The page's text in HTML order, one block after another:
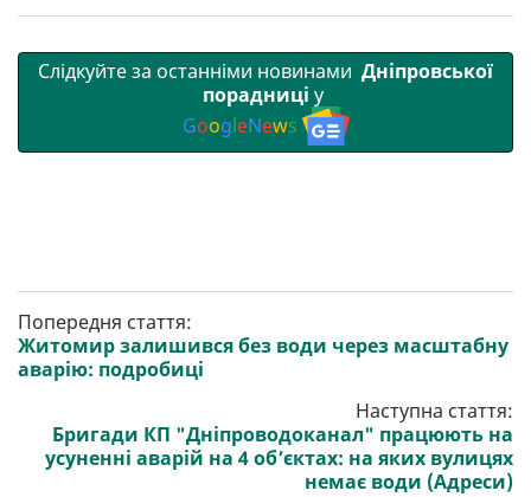
Слідкуйте за останніми новинами Дніпровської
порадниці у
GoogleNews
Попередня стаття:
Житомир залишився без води через масштабну
аварію: подробиці
Наступна стаття:
Бригади КП "Дніпроводоканал" працюють на
усуненні аварій на 4 об’єктах: на яких вулицях
немає води (Адреси)